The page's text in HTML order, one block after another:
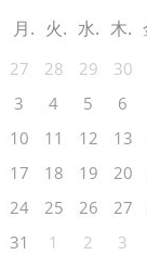
月 火 水 木
27 28 29 30
3
4 5 6
10
11 12 13
17
18 19 20
24
25 26 27
31
1 2 3